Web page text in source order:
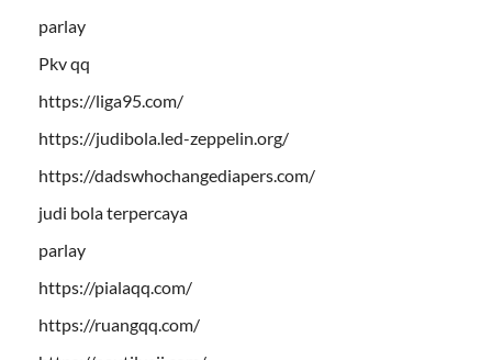
parlay
Pkv qq
https://liga95.com/
https://judibola.led-zeppelin.org/
https://dadswhochangediapers.com/
judi bola terpercaya
parlay
https://pialaqq.com/
https://ruangqq.com/